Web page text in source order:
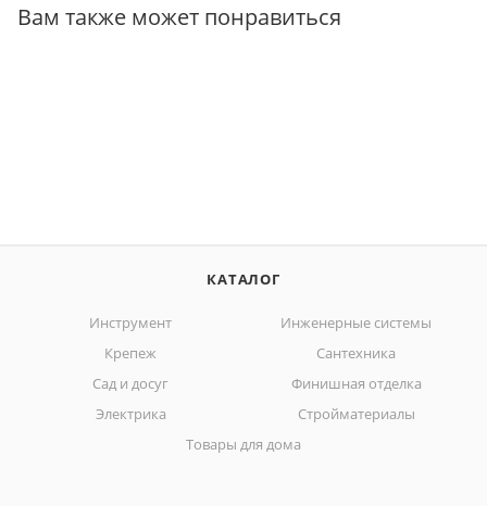
Вам также может понравиться
КАТАЛОГ
Инструмент
Инженерные системы
Крепеж
Сантехника
Сад и досуг
Финишная отделка
Электрика
Стройматериалы
Товары для дома